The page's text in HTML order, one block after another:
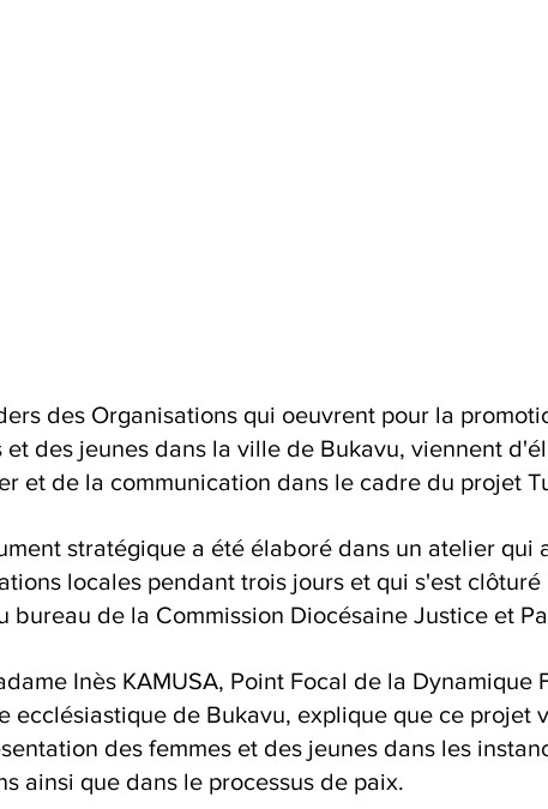
des Organisations qui oeuvrent pour la
et des jeunes dans la ville de Bukavu, viennent
et de la communication dans le cadre du projet
stratégique a été élaboré dans un atelier qui
locales pendant trois jours et qui s'est
bureau de la Commission Diocésaine Justice et
Inès KAMUSA, Point Focal de la Dynamique
ecclésiastique de Bukavu, explique que ce projet
des femmes et des jeunes dans les
ainsi que dans le processus de paix.